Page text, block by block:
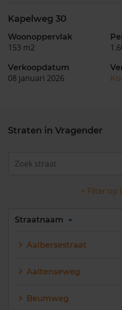
Kapelweg 30
Woonoppervlak
153 m2
Verkoopdatum
08 januari 2026
Straten in Vragender
+ Filter op
Alles
Q
R
Straatnaam
Aalbersestraat
Aaltenseweg
Beumweg